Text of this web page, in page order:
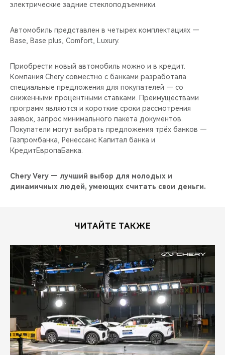
электрические задние стеклоподъемники.
Автомобиль представлен в четырех комплектациях —
Base, Base plus, Comfort, Luxury.
Приобрести новый автомобиль можно и в кредит.
Компания Chery совместно с банками разработала
специальные предложения для покупателей — со
сниженными процентными ставками. Преимуществами
программ являются и короткие сроки рассмотрения
заявок, запрос минимального пакета документов.
Покупатели могут выбрать предложения трёх банков —
Газпромбанка, Ренессанс Капитал банка и
КредитЕвропаБанка.
Chery Very — лучший выбор для молодых и
динамичных людей, умеющих считать свои деньги.
ЧИТАЙТЕ ТАКЖЕ